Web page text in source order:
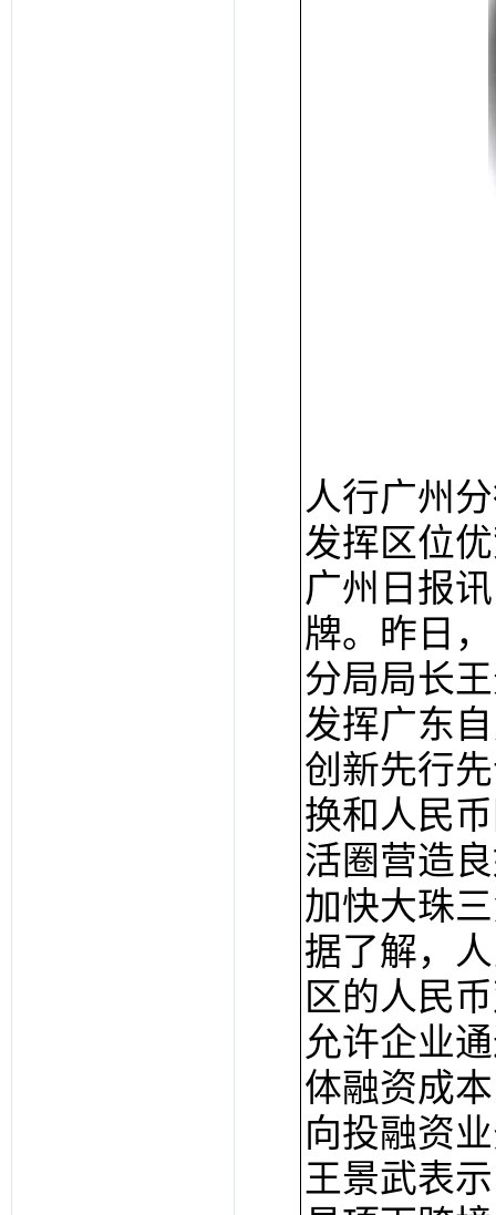
人行广州
发挥区位
广州日报
牌。昨日
分局局长
发挥广东
创新先行
换和人民
活圈营造
加快大珠
据了解，
区的人民
允许企业
体融资成
向投融资
王景武表